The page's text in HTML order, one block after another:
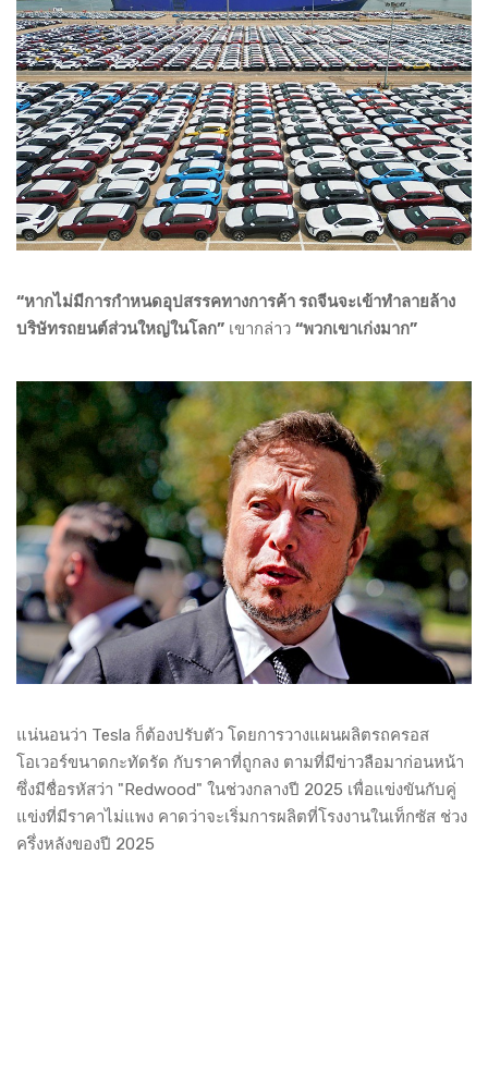
“หากไม่มีการกำหนดอุปสรรคทางการค้า รถจีนจะเข้าทำลายล้าง
บริษัทรถยนต์ส่วนใหญ่ในโลก” เขากล่าว “พวกเขาเก่งมาก”
แน่นอนว่า Tesla ก็ต้องปรับตัว โดยการวางแผนผลิตรถครอส
โอเวอร์ขนาดกะทัดรัด กับราคาที่ถูกลง ตามที่มีข่าวลือมาก่อนหน้า
ซึ่งมีชื่อรหัสว่า "Redwood" ในช่วงกลางปี 2025 เพื่อแข่งขันกับคู่
แข่งที่มีราคาไม่แพง คาดว่าจะเริ่มการผลิตที่โรงงานในเท็กซัส ช่วง
ครึ่งหลังของปี 2025